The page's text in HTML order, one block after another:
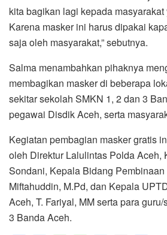
kita bagikan lagi kepada
Karena masker ini harus dipakai
saja oleh masyarakat,” sebutnya.
Salma menambahkan pihaknya
membagikan masker di beberapa
sekitar sekolah SMKN 1, 2 dan 3
pegawai Disdik Aceh, serta
Kegiatan pembagian masker gratis
oleh Direktur Lalulintas Polda Aceh,
Sondani, Kepala Bidang Pembinaan
Miftahuddin, M.Pd, dan Kepala
Aceh, T. Fariyal, MM serta para
3 Banda Aceh.